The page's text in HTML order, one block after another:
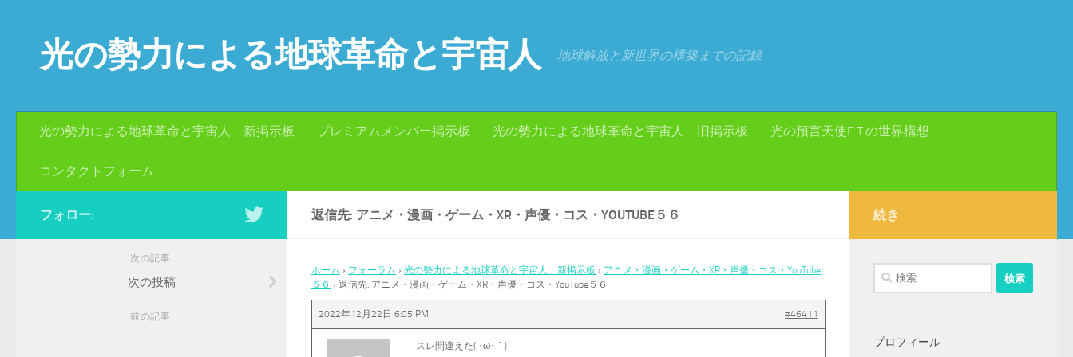
光の勢力による地球革命と宇宙人 地球解放と新世界の構築までの記録
光の勢力による地球革命と宇宙人 新掲示板 プレミアムメンバー掲示板 光の勢力による地球革命と宇宙人 旧掲示板 光の預言天使E.T.の世界構想
コンタクトフォーム
返信先: アニメ・漫画・ゲーム・XR・声優・コス・YOUTUBE５６
ホーム › フォーラム › 光の勢力による地球革命と宇宙人 新掲示板 › アニメ・漫画・ゲーム・XR・声優・コス・YouTube
５６ › 返信先: アニメ・漫画・ゲーム・XR・声優・コス・YouTube５６
2022年12月22日 6:05 PM #46411
スレ間違えた(´･ω･｀)
フォロー:
次の記事
次の投稿
前の記事
続き
検
索:
プロフィール